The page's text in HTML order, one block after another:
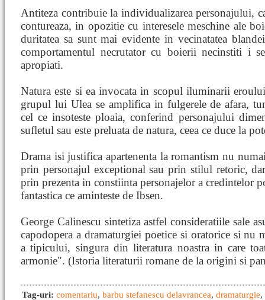
Antiteza contribuie la individualizarea personajului,
contureaza, in opozitie cu interesele meschine ale
duritatea sa sunt mai evidente in vecinatatea
comportamentul necrutator cu boierii necinstiti i
apropiati.
Natura este si ea invocata in scopul iluminarii
grupul lui Ulea se amplifica in fulgerele de afara,
cel ce insoteste ploaia, conferind personajului
sufletul sau este preluata de natura, ceea ce duce la
Drama isi justifica apartenenta la romantism nu
prin personajul exceptional sau prin stilul retoric,
prin prezenta in constiinta personajelor a credintelor
fantastica ce aminteste de Ibsen.
George Calinescu sintetiza astfel consideratiile sale
capodopera a dramaturgiei poetice si oratorice si nu
a tipicului, singura din literatura noastra in care
armonie". (Istoria literaturii romane de la origini si
Tag-uri: comentariu, barbu stefanescu delavrancea, dramaturgie,